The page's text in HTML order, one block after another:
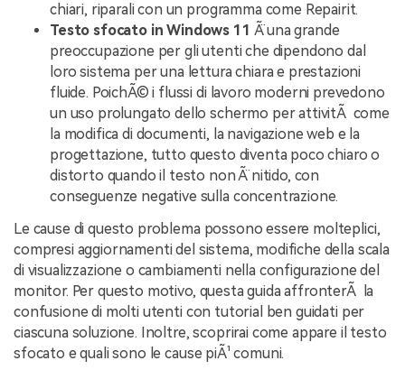
chiari, riparali con un programma come Repairit.
Testo sfocato in Windows 11 Ã¨ una grande
preoccupazione per gli utenti che dipendono dal
loro sistema per una lettura chiara e prestazioni
fluide. PoichÃ© i flussi di lavoro moderni prevedono
un uso prolungato dello schermo per attivitÃ come
la modifica di documenti, la navigazione web e la
progettazione, tutto questo diventa poco chiaro o
distorto quando il testo non Ã¨ nitido, con
conseguenze negative sulla concentrazione.
Le cause di questo problema possono essere molteplici,
compresi aggiornamenti del sistema, modifiche della scala
di visualizzazione o cambiamenti nella configurazione del
monitor. Per questo motivo, questa guida affronterÃ la
confusione di molti utenti con tutorial ben guidati per
ciascuna soluzione. Inoltre, scoprirai come appare il testo
sfocato e quali sono le cause piÃ¹ comuni.